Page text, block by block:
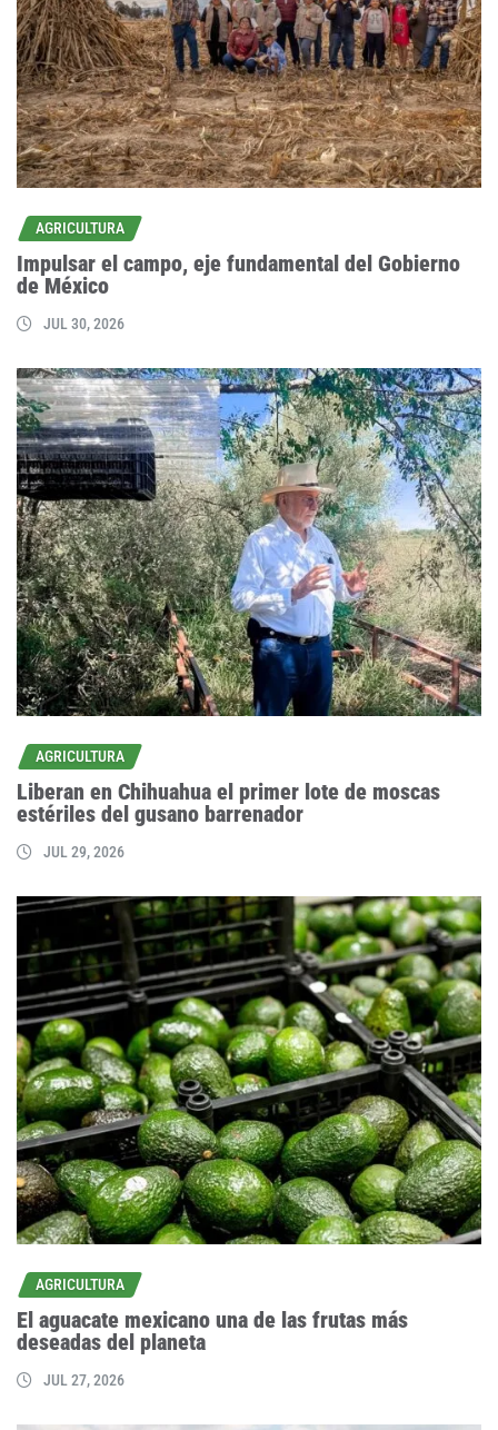
AGRICULTURA
Impulsar el campo, eje fundamental del Gobierno
de México
JUL 30, 2026
AGRICULTURA
Liberan en Chihuahua el primer lote de moscas
estériles del gusano barrenador
JUL 29, 2026
AGRICULTURA
El aguacate mexicano una de las frutas más
deseadas del planeta
JUL 27, 2026